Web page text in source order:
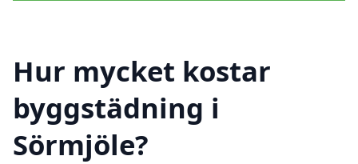
Hur mycket kostar
byggstädning i
Sörmjöle?